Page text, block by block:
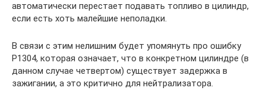
автоматически перестает подавать топливо в цилиндр,
если есть хоть малейшие неполадки.
В связи с этим нелишним будет упомянуть про ошибку
Р1304, которая означает, что в конкретном цилиндре (в
данном случае четвертом) существует задержка в
зажигании, а это критично для нейтрализатора.